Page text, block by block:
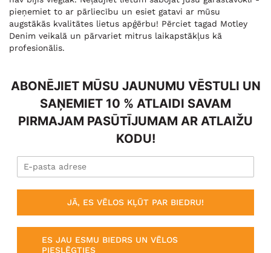
pieņemiet to ar pārliecību un esiet gatavi ar mūsu
augstākās kvalitātes lietus apģērbu! Pērciet tagad Motley
Denim veikalā un pārvariet mitrus laikapstākļus kā
profesionālis.
ABONĒJIET MŪSU JAUNUMU VĒSTULI UN
SAŅEMIET 10 % ATLAIDI SAVAM
PIRMAJAM PASŪTĪJUMAM AR ATLAIŽU
KODU!
JĀ, ES VĒLOS KĻŪT PAR BIEDRU!
ES JAU ESMU BIEDRS UN VĒLOS
PIESLĒGTIES